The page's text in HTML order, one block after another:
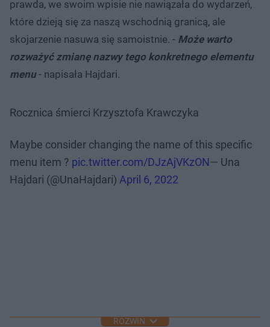
prawda, we swoim wpisie nie nawiązała do wydarzeń,
które dzieją się za naszą wschodnią granicą, ale
skojarzenie nasuwa się samoistnie. - Może warto
rozważyć zmianę nazwy tego konkretnego elementu
menu- napisała Hajdari.
Rocznica śmierci Krzysztofa Krawczyka
Maybe consider changing the name of this specific
menu item ? pic.twitter.com/DJzAjVKzON— Una
Hajdari (@UnaHajdari) April 6, 2022
ROZWIŃ